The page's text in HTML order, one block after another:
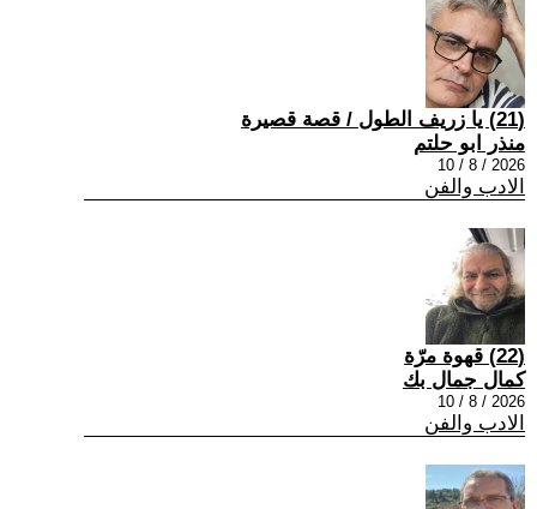
(21) يا زريف الطول / قصة قصيرة
منذر ابو حلتم
2026 / 8 / 10
الادب والفن
(22) قهوة مرّة
كمال جمال بك
2026 / 8 / 10
الادب والفن